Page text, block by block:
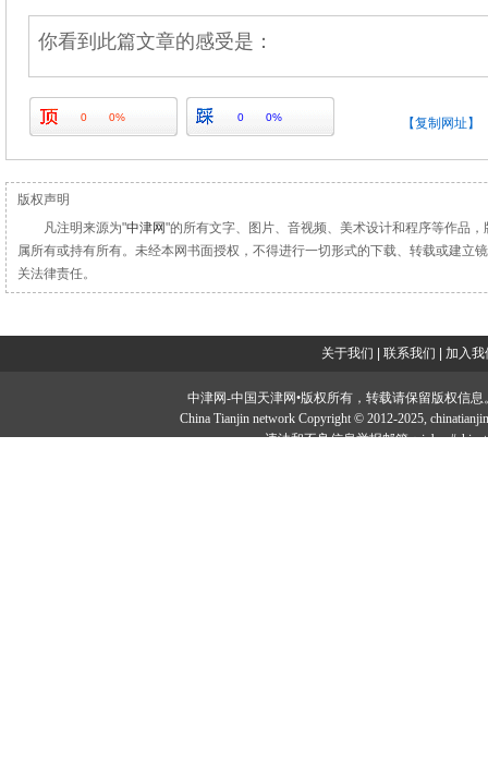
你看到此篇文章的感受是：
0 0% 0 0% 【复制网址】
版权声明
凡注明来源为"中津网"的所有文字、图片、音视频、美术设计和程序等作品
属所有或持有所有。未经本网书面授权，不得进行一切形式的下载、转载或建立
关法律责任。
关于我们 联系我们 加入我
中津网-中国天津网•版权所有，转载请保留版权信息
China Tianjin network Copyright © 2012-2025,
违法和不良信息举报邮箱：